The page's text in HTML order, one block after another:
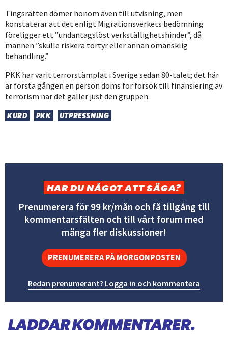
Tingsrätten dömer honom även till utvisning, men
konstaterar att det enligt Migrationsverkets bedömning
föreligger ett ”undantagslöst verkställighetshinder”, då
mannen ”skulle riskera tortyr eller annan omänsklig
behandling.”
PKK har varit terrorstämplat i Sverige sedan 80-talet; det här
är första gången en person döms för försök till finansiering av
terrorism när det gäller just den gruppen.
KURD PKK UTPRESSNING
HAR DU NÅGOT ATT SÄGA?
Prenumerera för 99 kr/mån och få tillgång till
kommentarsfälten och till vårt forum med
många fler diskussioner!
PRENUMERERA PÅ MORGONPOSTEN
Redan prenumerant? Logga in och kommentera